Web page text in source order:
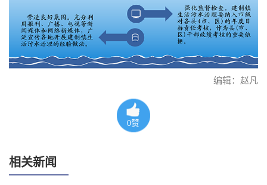
编辑：赵凡
0赞
相关新闻